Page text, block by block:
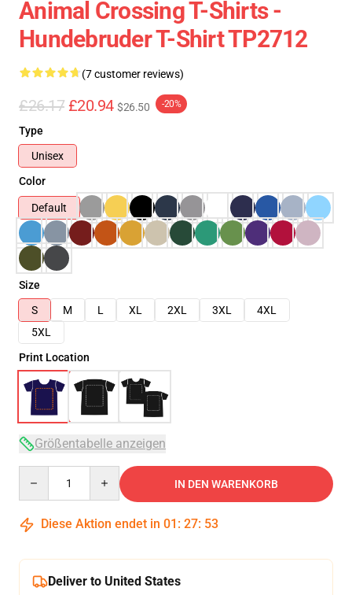
Animal Crossing T-Shirts -
Hundebruder T-Shirt TP2712
(7 customer reviews)
£26.17 £20.94 $26.50 -20%
Type
Unisex
Color
Default
Size
S
M L XL 2XL 3XL
4XL
5XL
Print Location
Größentabelle anzeigen
IN DEN WARENKORB
Diese Aktion endet in 01 : 27: 52
Deliver to United States